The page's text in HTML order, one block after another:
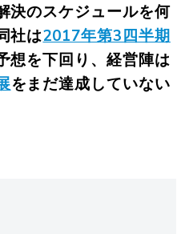
決のスケジュールを何
社は2017年第3四半期
想を下回り、経営陣は
をまだ達成していない